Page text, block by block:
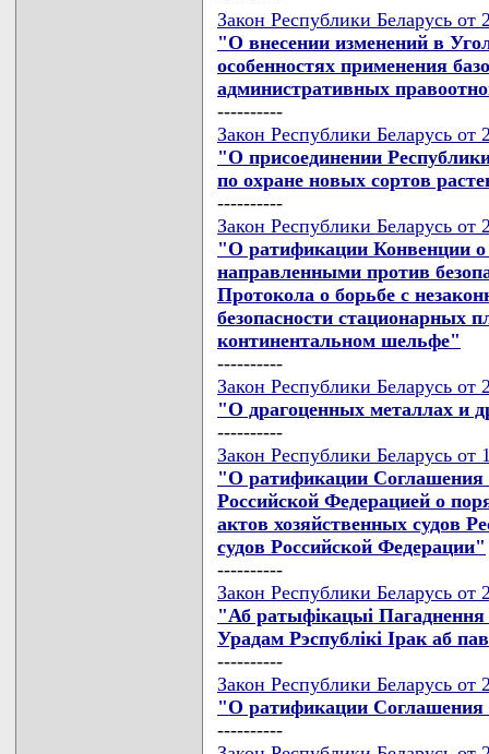
Закон Республики Беларусь
"О внесении изменений в
особенностях применения
административных
----------
Закон Республики Беларусь
"О присоединении
по охране новых сортов
----------
Закон Республики Беларусь
"О ратификации Конвенции
направленными против
Протокола о борьбе с
безопасности стационарных
континентальном шельфе"
----------
Закон Республики Беларусь
"О драгоценных металлах и
----------
Закон Республики Беларусь
"О ратификации Соглашения
Российской Федерацией о
актов хозяйственных судов
судов Российской Федерации"
----------
Закон Республики Беларусь
"Аб ратыфiкацыi Пагаднення
Урадам Рэспублiкi Iрак аб
----------
Закон Республики Беларусь
"О ратификации Соглашения
----------